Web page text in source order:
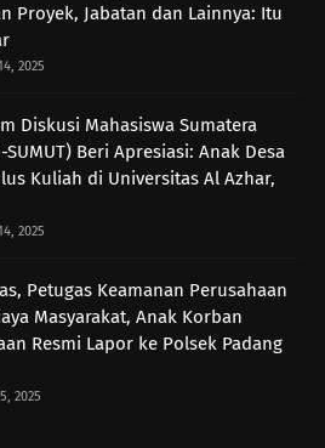
Proyek, Jabatan dan Lainnya: Itu
2025
Diskusi Mahasiswa Sumatera
SUMUT) Beri Apresiasi: Anak Desa
Kuliah di Universitas Al Azhar,
2025
Petugas Keamanan Perusahaan
Masyarakat, Anak Korban
Resmi Lapor ke Polsek Padang
2025